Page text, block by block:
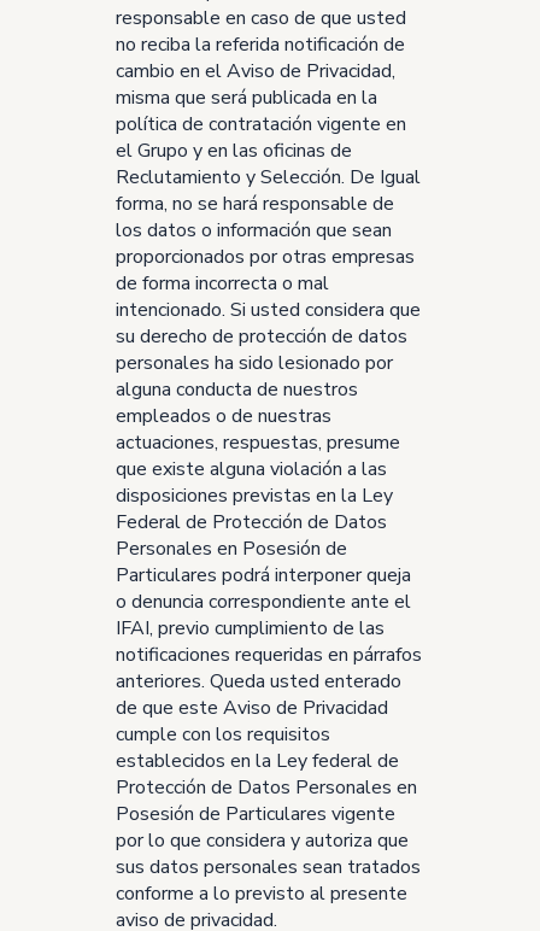
responsable en caso de que usted
no reciba la referida notificación de
cambio en el Aviso de Privacidad,
misma que será publicada en la
política de contratación vigente en
el Grupo y en las oficinas de
Reclutamiento y Selección. De Igual
forma, no se hará responsable de
los datos o información que sean
proporcionados por otras empresas
de forma incorrecta o mal
intencionado. Si usted considera que
su derecho de protección de datos
personales ha sido lesionado por
alguna conducta de nuestros
empleados o de nuestras
actuaciones, respuestas, presume
que existe alguna violación a las
disposiciones previstas en la Ley
Federal de Protección de Datos
Personales en Posesión de
Particulares podrá interponer queja
o denuncia correspondiente ante el
IFAI, previo cumplimiento de las
notificaciones requeridas en párrafos
anteriores. Queda usted enterado
de que este Aviso de Privacidad
cumple con los requisitos
establecidos en la Ley federal de
Protección de Datos Personales en
Posesión de Particulares vigente
por lo que considera y autoriza que
sus datos personales sean tratados
conforme a lo previsto al presente
aviso de privacidad.